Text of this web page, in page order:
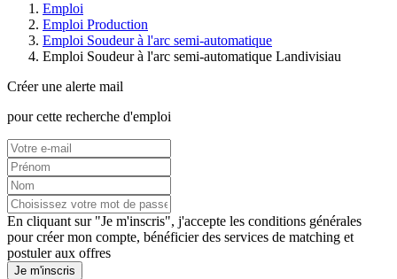
Emploi
Emploi Production
Emploi Soudeur à l'arc semi-automatique
Emploi Soudeur à l'arc semi-automatique Landivisiau
Créer une alerte mail
pour cette recherche d'emploi
En cliquant sur "Je m'inscris", j'accepte les conditions générales
pour créer mon compte, bénéficier des services de matching et
postuler aux offres
Je m'inscris